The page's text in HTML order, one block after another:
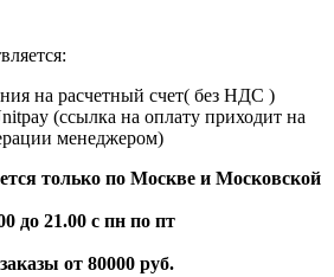
на расчетный счет( без НДС )
(ссылка на оплату приходит на
менеджером)
только по Москве и Московской
до 21.00 с пн по пт
от 80000 руб.